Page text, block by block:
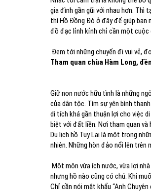
gia đình gần gũi với nhau hơn. Thì
thì Hồ Đồng Đò ở đây để giúp bạn
đồ đạc lỉnh kỉnh chỉ cần một
Đem tới những chuyến đi vui vẻ,
Tham quan chùa Hàm Long,
Giữ non nước hữu tình là những
của dân tộc. Tìm sự yên bình
di tích khá gần thuận lợi cho việc
biệt với đất liền. Nơi tham quan
Du lịch hồ Tuy Lai là một trong
nhiên. Những hòn đảo nổi lên trên
Một môn vừa ích nước, vừa lợi
nhưng hồ nào cũng có chủ. Khi
Chỉ cần nói mật khẩu “Anh